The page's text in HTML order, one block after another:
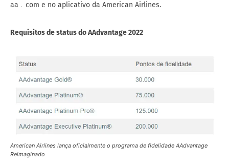
aa﹒com e no aplicativo da American Airlines.
Requisitos de status do AAdvantage 2022
American Airlines lança oficialmente o programa de fidelidade AAdvantage
Reimaginado